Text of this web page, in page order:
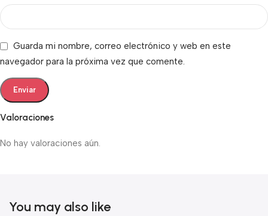
Valoraciones
No hay valoraciones aún.
Guarda mi nombre, correo electrónico y web en este
navegador para la próxima vez que comente.
You may also like